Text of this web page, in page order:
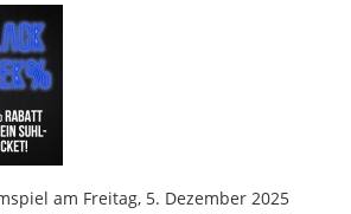
am Freitag, 5. Dezember 2025